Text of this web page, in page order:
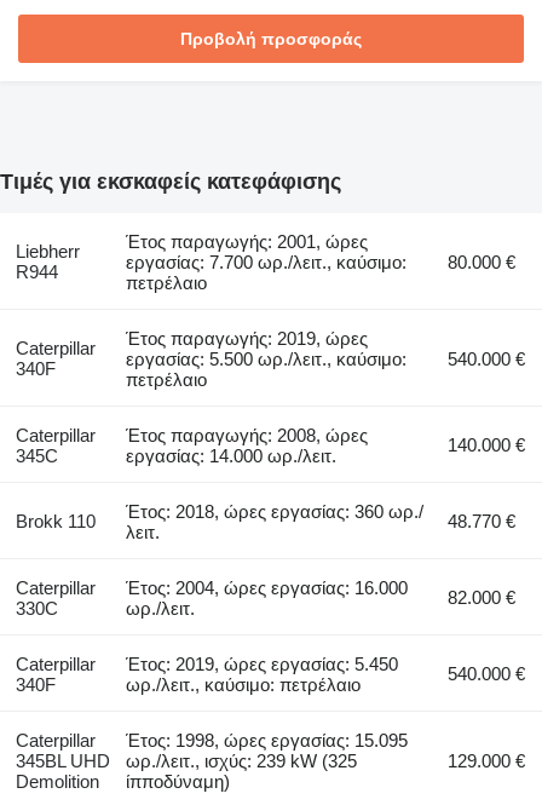
Προβολή προσφοράς
Τιμές για εκσκαφείς κατεφάφισης
Liebherr
R944
Έτος παραγωγής: 2001, ώρες
εργασίας: 7.700 ωρ./λειτ., καύσιμο:
πετρέλαιο
80.000 €
Caterpillar
340F
Έτος παραγωγής: 2019, ώρες
εργασίας: 5.500 ωρ./λειτ., καύσιμο:
πετρέλαιο
540.000 €
Caterpillar
345C
Έτος παραγωγής: 2008, ώρες
εργασίας: 14.000 ωρ./λειτ.
140.000 €
Brokk 110
Έτος: 2018, ώρες εργασίας: 360 ωρ./
λειτ.
48.770 €
Caterpillar
330C
Έτος: 2004, ώρες εργασίας: 16.000
ωρ./λειτ.
82.000 €
Caterpillar
340F
Έτος: 2019, ώρες εργασίας: 5.450
ωρ./λειτ., καύσιμο: πετρέλαιο
540.000 €
Caterpillar
345BL UHD
Demolition
Έτος: 1998, ώρες εργασίας: 15.095
ωρ./λειτ., ισχύς: 239 kW (325
ίπποδύναμη)
129.000 €